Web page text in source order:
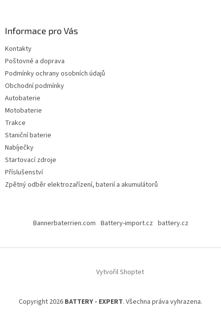
Informace pro Vás
Kontakty
Poštovné a doprava
Podmínky ochrany osobních údajů
Obchodní podmínky
Autobaterie
Motobaterie
Trakce
Staniční baterie
Nabíječky
Startovací zdroje
Příslušenství
Zpětný odběr elektrozařízení, baterií a akumulátorů
Bannerbaterrien.com Battery-import.cz battery.cz
Vytvořil Shoptet
Copyright 2026 BATTERY - EXPERT. Všechna práva vyhrazena.